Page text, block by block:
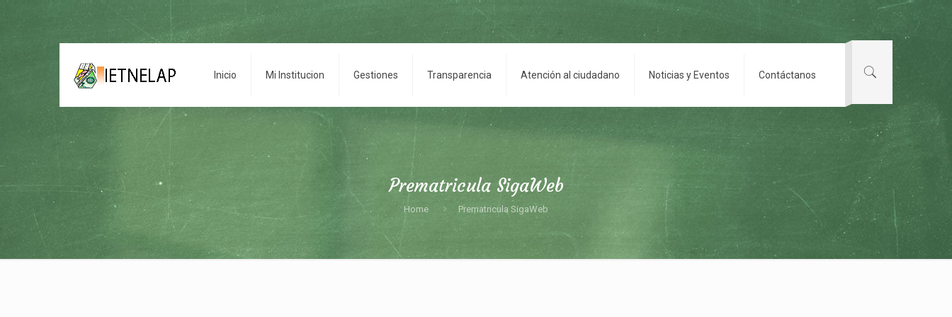
Inicio Mi Institucion Gestiones Transparencia Atención al ciudadano Noticias y Eventos Contáctanos
Prematricula SigaWeb
Home Prematricula SigaWeb